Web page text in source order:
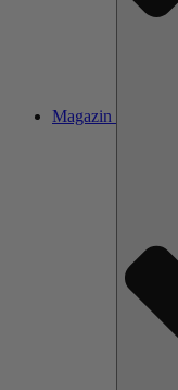
Magazin